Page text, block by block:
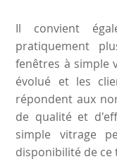
Il convient
pratiquement
fenêtres à simple
évolué et les
répondent aux
de qualité et
simple vitrage
disponibilité de